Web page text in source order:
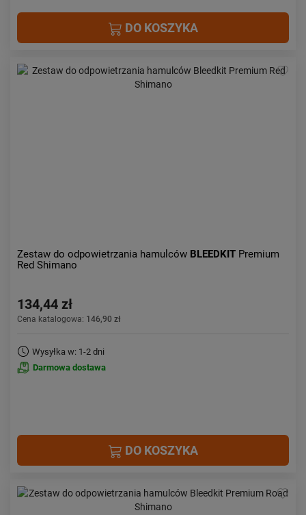
DO KOSZYKA
Zestaw do odpowietrzania hamulców BLEEDKIT Premium
Red Shimano
134,44 zł
Cena katalogowa: 146,90 zł
Wysyłka w: 1-2 dni
Darmowa dostawa
DO KOSZYKA